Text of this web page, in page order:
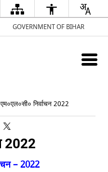
GOVERNMENT OF BIHAR
एम०एल०सी० निर्वाचन 2022
2022
– 2022